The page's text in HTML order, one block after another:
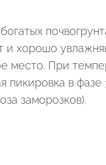
и хорошо
При
пикировка в
заморозков).